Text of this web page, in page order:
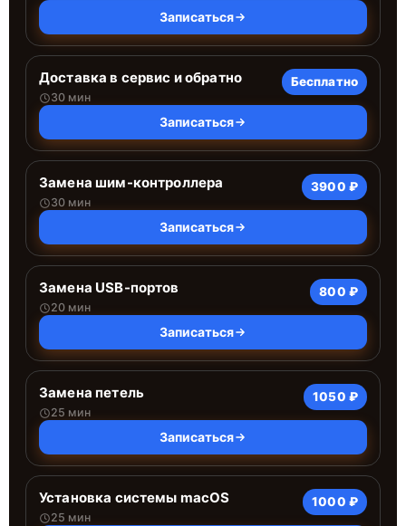
Записаться
Доставка в сервис и обратно
30 мин
Бесплатно
Записаться
Замена шим-контроллера
30 мин
3900 ₽
Записаться
Замена USB-портов
20 мин
800 ₽
Записаться
Замена петель
25 мин
1050 ₽
Записаться
Установка системы macOS
25 мин
1000 ₽